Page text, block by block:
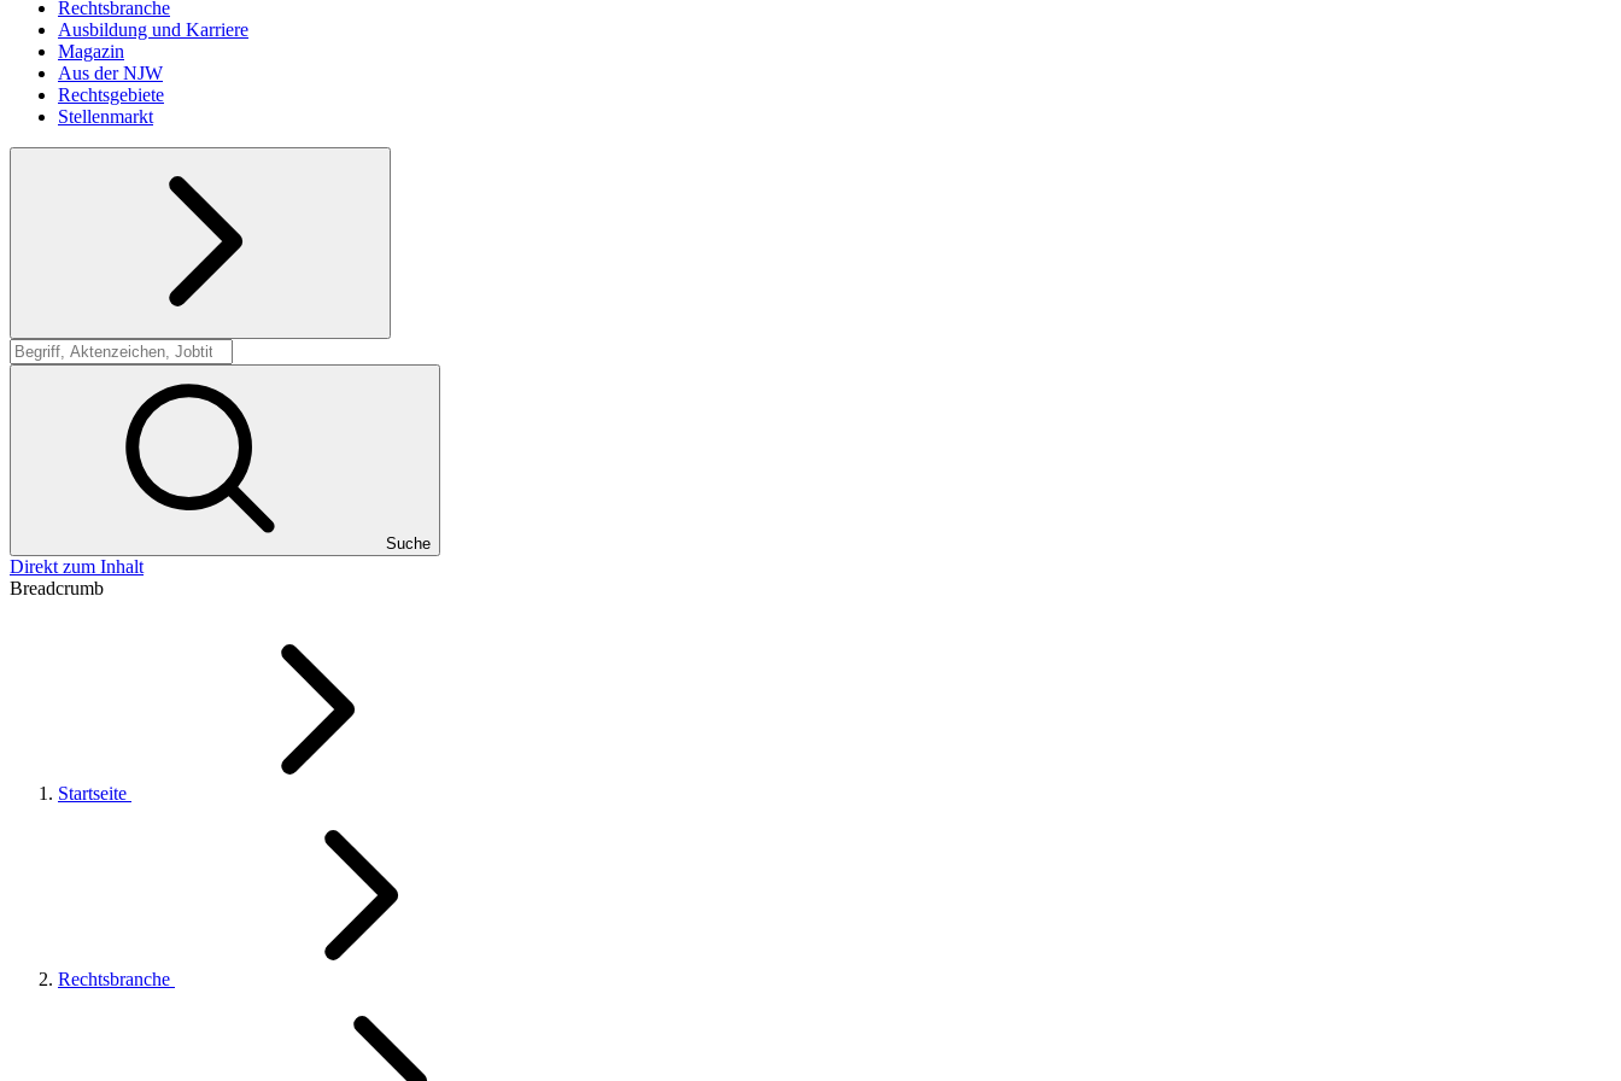
Rechtsbranche
Ausbildung und Karriere
Magazin
Aus der NJW
Rechtsgebiete
Stellenmarkt
Suche
Suche
Direkt zum Inhalt
Breadcrumb
Startseite
Rechtsbranche